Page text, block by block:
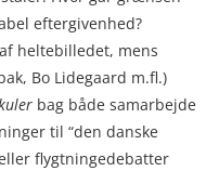
eftergivenhed?
heltebilledet, mens
Bo Lidegaard m.fl.)
bag både samarbejde
til “den danske
flygtningedebatter